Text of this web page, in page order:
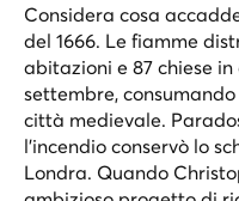
Considera cosa
del 1666. Le fiamme
abitazioni e 87 chiese
settembre,
città medievale.
l'incendio conservò lo
Londra. Quando